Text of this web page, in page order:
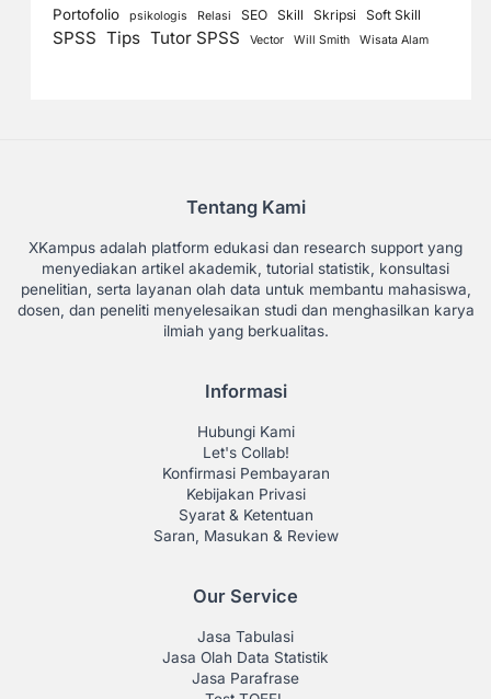
Portofolio psikologis Relasi SEO Skill Skripsi Soft Skill
SPSS Tips Tutor SPSS Vector Will Smith Wisata Alam
Tentang Kami
XKampus adalah platform edukasi dan research support yang
menyediakan artikel akademik, tutorial statistik, konsultasi
penelitian, serta layanan olah data untuk membantu mahasiswa,
dosen, dan peneliti menyelesaikan studi dan menghasilkan karya
ilmiah yang berkualitas.
Informasi
Hubungi Kami
Let's Collab!
Konfirmasi Pembayaran
Kebijakan Privasi
Syarat & Ketentuan
Saran, Masukan & Review
Our Service
Jasa Tabulasi
Jasa Olah Data Statistik
Jasa Parafrase